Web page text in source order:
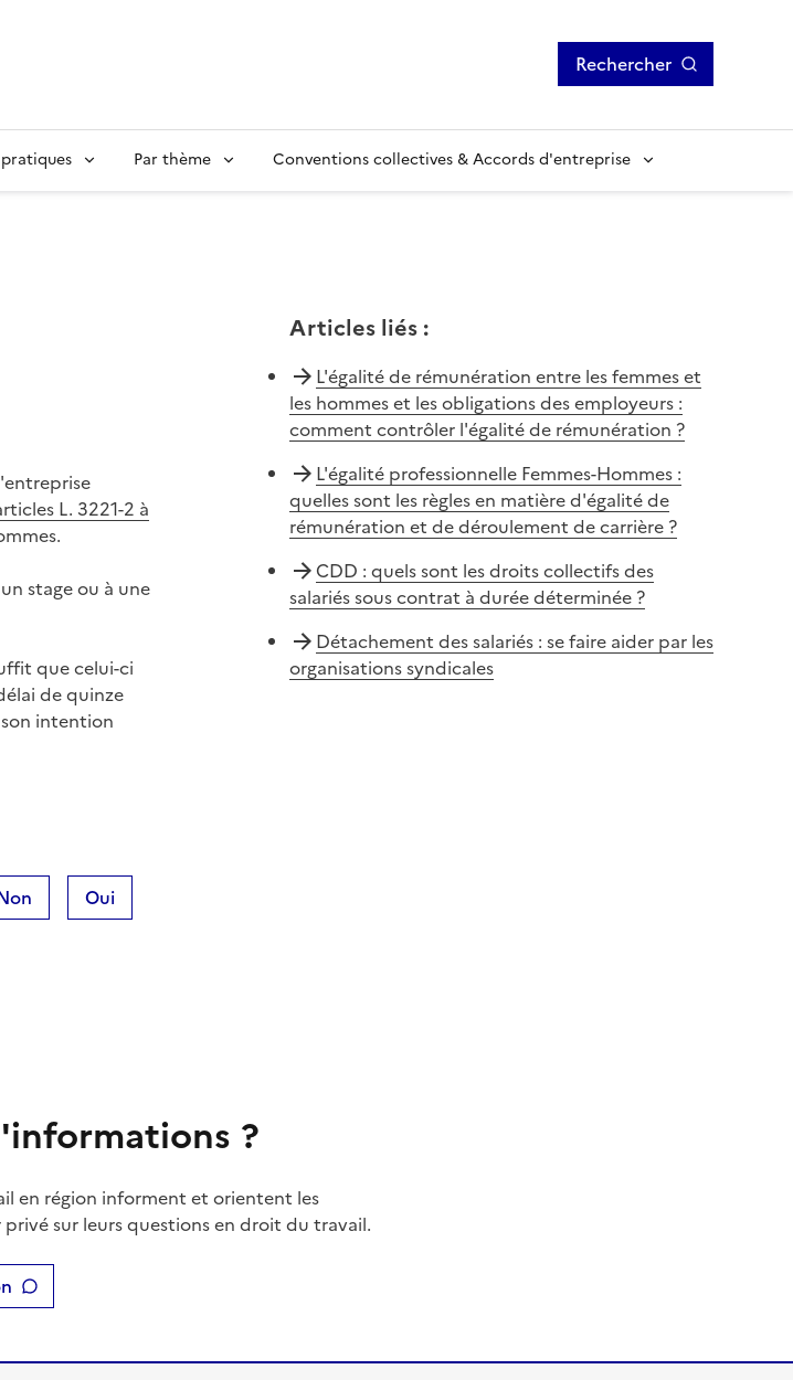
Rechercher
Par thème Conventions collectives & Accords d'entreprise
L. 3221-2 à
stage ou à une
que celui-ci
de quinze
intention
Oui
Articles liés:
L'égalité de rémunération entre les femmes et
les hommes et les obligations des employeurs :
comment contrôler l'égalité de rémunération ?
L'égalité professionnelle Femmes-Hommes :
quelles sont les règles en matière d'égalité de
rémunération et de déroulement de carrière ?
CDD : quels sont les droits collectifs des
salariés sous contrat à durée déterminée ?
Détachement des salariés : se faire aider par les
organisations syndicales
?
en région informent et orientent les
sur leurs questions en droit du travail.